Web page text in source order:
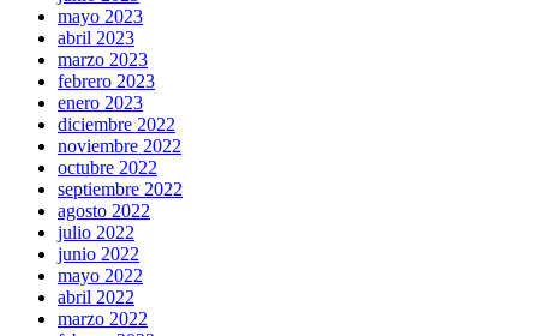
mayo 2023
abril 2023
marzo 2023
febrero 2023
enero 2023
diciembre 2022
noviembre 2022
octubre 2022
septiembre 2022
agosto 2022
julio 2022
junio 2022
mayo 2022
abril 2022
marzo 2022